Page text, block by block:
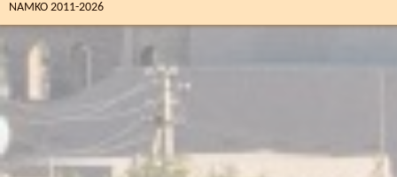
NAMKO 2011-2026